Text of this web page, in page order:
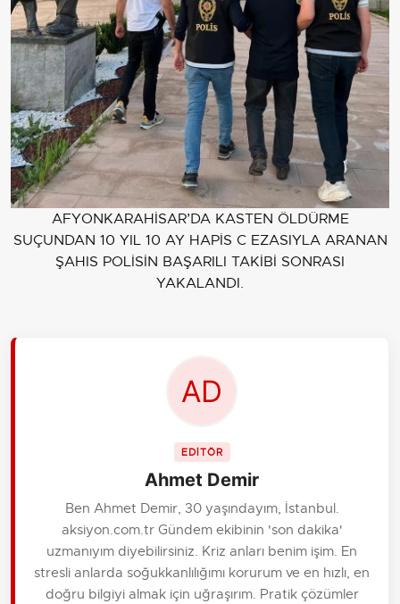
AFYONKARAHİSAR’DA KASTEN ÖLDÜRME
SUÇUNDAN 10 YIL 10 AY HAPİS C EZASIYLA ARANAN
ŞAHIS POLİSİN BAŞARILI TAKİBİ SONRASI
YAKALANDI.
EDİTÖR
Ahmet Demir
Ben Ahmet Demir, 30 yaşındayım, İstanbul.
aksiyon.com.tr Gündem ekibinin 'son dakika'
uzmanıyım diyebilirsiniz. Kriz anları benim işim. En
stresli anlarda soğukkanlılığımı korurum ve en hızlı, en
doğru bilgiyi almak için uğraşırım. Pratik çözümler